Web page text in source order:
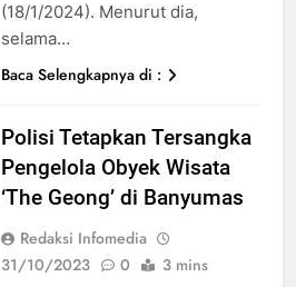
(18/1/2024). Menurut dia,
selama…
Baca Selengkapnya di :
Polisi Tetapkan Tersangka
Pengelola Obyek Wisata
‘The Geong’ di Banyumas
Redaksi Infomedia
31/10/2023
0 3 mins